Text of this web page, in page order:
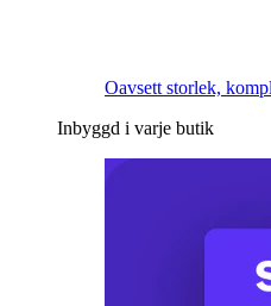
Oavsett storlek,
Inbyggd i varje butik